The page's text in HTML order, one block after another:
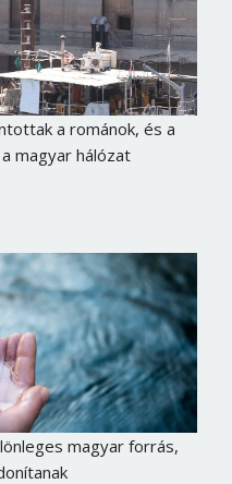
a románok, és a
magyar hálózat
magyar forrás,